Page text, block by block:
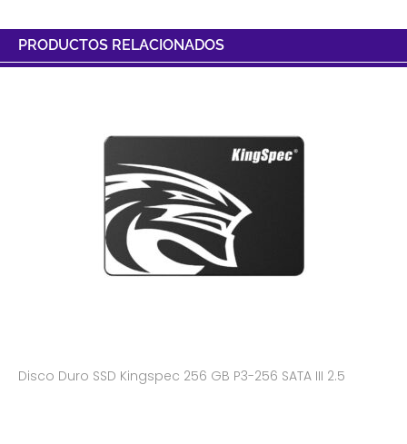
PRODUCTOS RELACIONADOS
Disco Duro SSD Kingspec 256 GB P3-256 SATA III 2.5